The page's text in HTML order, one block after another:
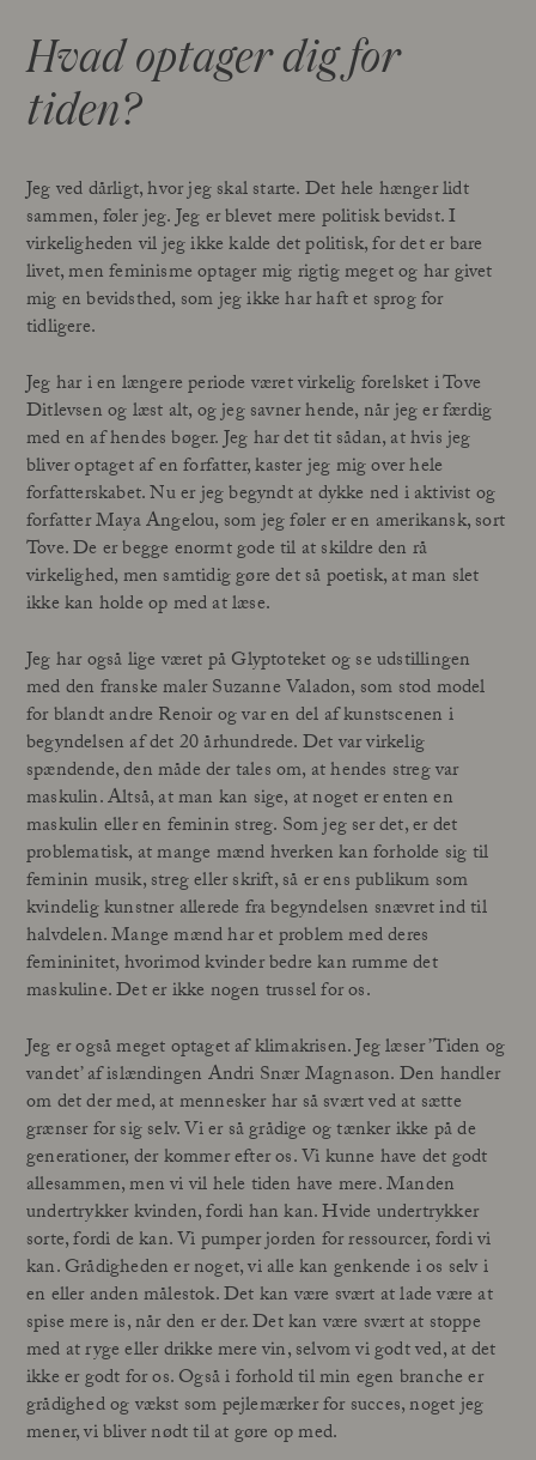
Hvad optager dig for
tiden?
Jeg ved dårligt, hvor jeg skal starte. Det hele hænger lidt
sammen, føler jeg. Jeg er blevet mere politisk bevidst. I
virkeligheden vil jeg ikke kalde det politisk, for det er bare
livet, men feminisme optager mig rigtig meget og har givet
mig en bevidsthed, som jeg ikke har haft et sprog for
tidligere.
Jeg har i en længere periode været virkelig forelsket i Tove
Ditlevsen og læst alt, og jeg savner hende, når jeg er færdig
med en af hendes bøger. Jeg har det tit sådan, at hvis jeg
bliver optaget af en forfatter, kaster jeg mig over hele
forfatterskabet. Nu er jeg begyndt at dykke ned i aktivist og
forfatter Maya Angelou, som jeg føler er en amerikansk, sort
Tove. De er begge enormt gode til at skildre den rå
virkelighed, men samtidig gøre det så poetisk, at man slet
ikke kan holde op med at læse.
Jeg har også lige været på Glyptoteket og se udstillingen
med den franske maler Suzanne Valadon, som stod model
for blandt andre Renoir og var en del af kunstscenen i
begyndelsen af det 20 århundrede. Det var virkelig
spændende, den måde der tales om, at hendes streg var
maskulin. Altså, at man kan sige, at noget er enten en
maskulin eller en feminin streg. Som jeg ser det, er det
problematisk, at mange mænd hverken kan forholde sig til
feminin musik, streg eller skrift, så er ens publikum som
kvindelig kunstner allerede fra begyndelsen snævret ind til
halvdelen. Mange mænd har et problem med deres
femininitet, hvorimod kvinder bedre kan rumme det
maskuline. Det er ikke nogen trussel for os.
Jeg er også meget optaget af klimakrisen. Jeg læser ’Tiden og
vandet’ af islændingen Andri Snær Magnason. Den handler
om det der med, at mennesker har så svært ved at sætte
grænser for sig selv. Vi er så grådige og tænker ikke på de
generationer, der kommer efter os. Vi kunne have det godt
allesammen, men vi vil hele tiden have mere. Manden
undertrykker kvinden, fordi han kan. Hvide undertrykker
sorte, fordi de kan. Vi pumper jorden for ressourcer, fordi vi
kan. Grådigheden er noget, vi alle kan genkende i os selv i
en eller anden målestok. Det kan være svært at lade være at
spise mere is, når den er der. Det kan være svært at stoppe
med at ryge eller drikke mere vin, selvom vi godt ved, at det
ikke er godt for os. Også i forhold til min egen branche er
grådighed og vækst som pejlemærker for succes, noget jeg
mener, vi bliver nødt til at gøre op med.